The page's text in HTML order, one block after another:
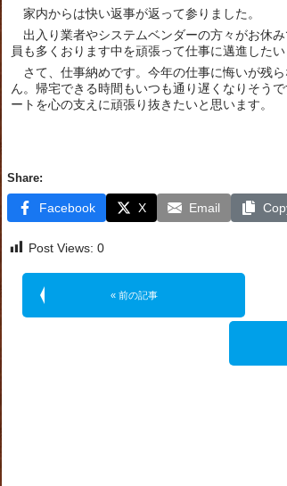
家内からは快い返事が返って参りました。
出入り業者やシステムベンダーの方々がお休
員も多くおります中を頑張って仕事に邁進したい
さて、仕事納めです。今年の仕事に悔いが残
ん。帰宅できる時間もいつも通り遅くなりそう
ートを心の支えに頑張り抜きたいと思います。
Share:
Facebook X Email
Post Views: 0
« 前の記事